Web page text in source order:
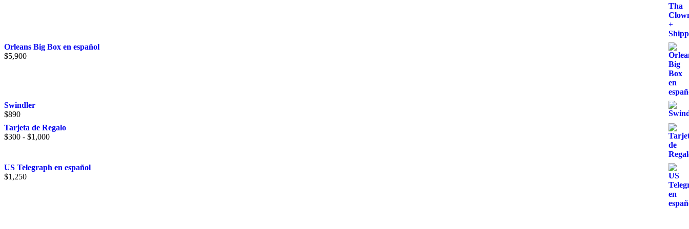
Orleans Big Box en español
$5,900
Swindler
$890
Tarjeta de Regalo
$300 - $1,000Rango
desde
$300
US Telegraph en español
$1,250